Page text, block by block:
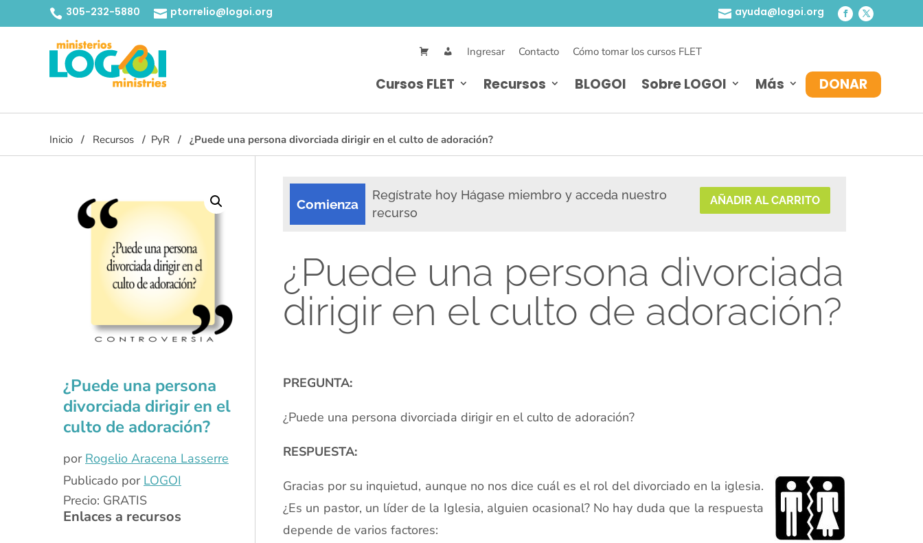
 305-232-5880  ptorrelio@logoi.org  ayuda@logoi.org
Ingresar Contacto Cómo tomar los cursos FLET
Cursos FLET Recursos BLOGOI Sobre LOGOI Más DONAR
Inicio Recursos PyR ¿Puede una persona divorciada dirigir en el culto de adoración?
¿Puede una persona
divorciada dirigir en el
culto de adoración?
por Rogelio Aracena Lasserre
Publicado por LOGOI
Precio: GRATIS
Enlaces a recursos
Comienza
Regístrate hoy Hágase miembro y acceda nuestro
recurso
AÑADIR AL CARRITO
¿Puede una persona divorciada
dirigir en el culto de adoración?
PREGUNTA:
¿Puede una persona divorciada dirigir en el culto de adoración?
RESPUESTA:
Gracias por su inquietud, aunque no nos dice cuál es el rol del divorciado en la iglesia.
¿Es un pastor, un líder de la Iglesia, alguien ocasional? No hay duda que la respuesta
depende de varios factores: